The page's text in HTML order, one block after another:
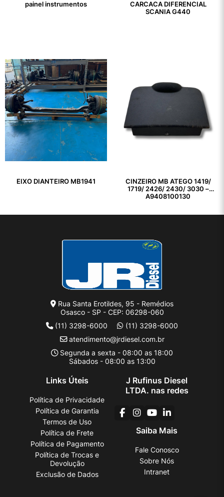
painel instrumentos
CARCACA DIFERENCIAL
SCANIA G440
EIXO DIANTEIRO MB1941
CINZEIRO MB ATEGO 1419/
1719/ 2426/ 2430/ 3030 –
A9408100130
Rua Santa Erotildes, 95 - Remédios
Osasco - SP - CEP: 06298-060
(11) 3298-6000
(11) 3298-6000
atendimento@jrdiesel.com.br
Segunda a sexta - 08:00 as 18:00
Sábados - 08:00 as 13:00
Links Úteis
Política de Privacidade
Política de Garantia
Termos de Uso
Política de Frete
Política de Pagamento
Política de Trocas e
Devolução
Exclusão de Dados
J Rufinus Diesel
LTDA. nas redes
Saiba Mais
Fale Conosco
Sobre Nós
Intranet